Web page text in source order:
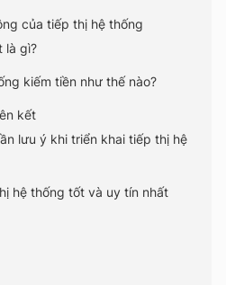
của tiếp thị hệ thống
là gì?
kiếm tiền như thế nào?
kết
lưu ý khi triển khai tiếp thị hệ
hệ thống tốt và uy tín nhất